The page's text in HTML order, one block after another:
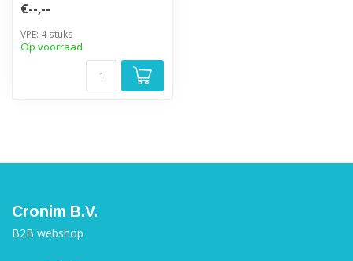
€--,--
VPE: 4 stuks
Op voorraad
Cronim B.V.
B2B webshop